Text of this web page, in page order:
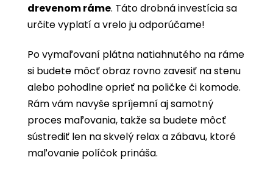
drevenom ráme. Táto drobná investícia sa
určite vyplatí a vrelo ju odporúčame!
Po vymaľovaní plátna natiahnutého na ráme
si budete môcť obraz rovno zavesiť na stenu
alebo pohodlne oprieť na poličke či komode.
Rám vám navyše spríjemní aj samotný
proces maľovania, takže sa budete môcť
sústrediť len na skvelý relax a zábavu, ktoré
maľovanie políčok prináša.